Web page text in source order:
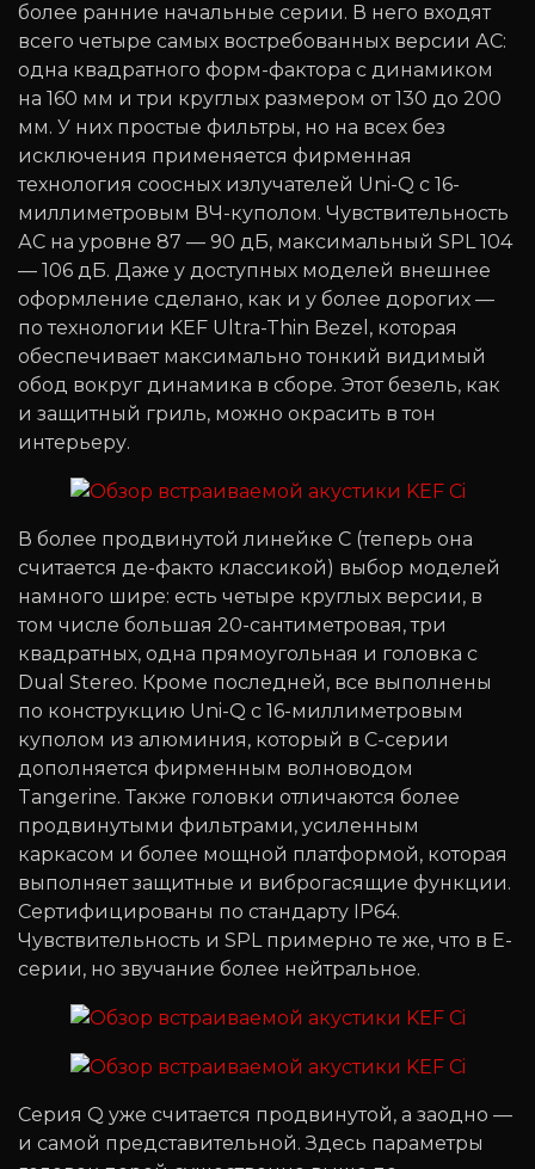
более ранние начальные серии. В него входят
всего четыре самых востребованных версии АС:
одна квадратного форм-фактора с динамиком
на 160 мм и три круглых размером от 130 до 200
мм. У них простые фильтры, но на всех без
исключения применяется фирменная
технология соосных излучателей Uni-Q с 16-
миллиметровым ВЧ-куполом. Чувствительность
АС на уровне 87 — 90 дБ, максимальный SPL 104
— 106 дБ. Даже у доступных моделей внешнее
оформление сделано, как и у более дорогих —
по технологии KEF Ultra-Thin Bezel, которая
обеспечивает максимально тонкий видимый
обод вокруг динамика в сборе. Этот безель, как
и защитный гриль, можно окрасить в тон
интерьеру.
В более продвинутой линейке C (теперь она
считается де-факто классикой) выбор моделей
намного шире: есть четыре круглых версии, в
том числе большая 20-сантиметровая, три
квадратных, одна прямоугольная и головка с
Dual Stereo. Кроме последней, все выполнены
по конструкцию Uni-Q c 16-миллиметровым
куполом из алюминия, который в C-серии
дополняется фирменным волноводом
Tangerine. Также головки отличаются более
продвинутыми фильтрами, усиленным
каркасом и более мощной платформой, которая
выполняет защитные и виброгасящие функции.
Сертифицированы по стандарту IP64.
Чувствительность и SPL примерно те же, что в Е-
серии, но звучание более нейтральное.
Серия Q уже считается продвинутой, а заодно —
и самой представительной. Здесь параметры